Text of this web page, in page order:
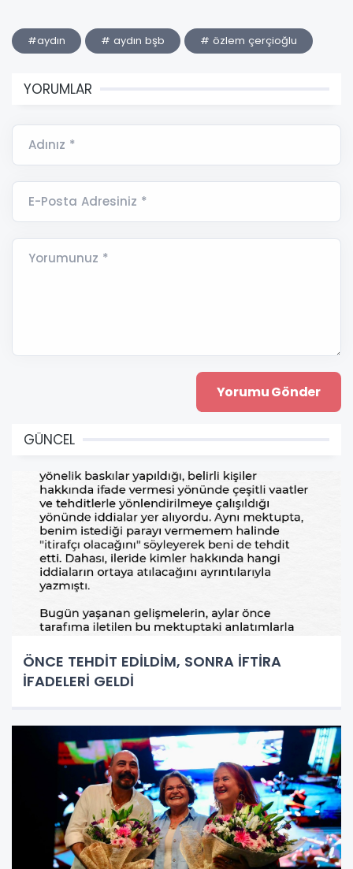
#aydın # aydın bşb # özlem çerçioğlu
YORUMLAR
Adınız *
E-Posta Adresiniz *
Yorumunuz *
GÜNCEL
ÖNCE TEHDİT EDİLDİM, SONRA İFTİRA
İFADELERİ GELDİ